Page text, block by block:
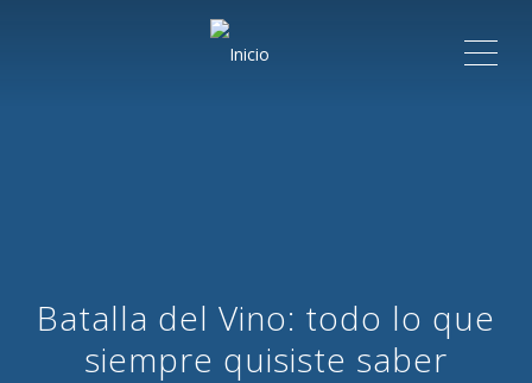
Batalla del Vino: todo lo que
siempre quisiste saber